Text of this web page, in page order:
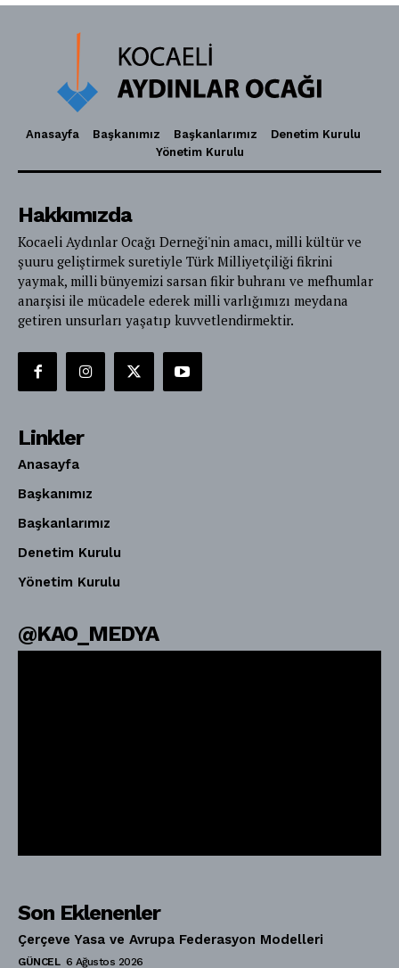
Anasayfa Başkanımız Başkanlarımız
Denetim Kurulu
Yönetim Kurulu
Hakkımızda
Kocaeli Aydınlar Ocağı Derneği'nin amacı, milli kültür ve
şuuru geliştirmek suretiyle Türk Milliyetçiliği fikrini
yaymak, milli bünyemizi sarsan fikir buhranı ve mefhumlar
anarşisi ile mücadele ederek milli varlığımızı meydana
getiren unsurları yaşatıp kuvvetlendirmektir.
Linkler
Anasayfa
Başkanımız
Başkanlarımız
Denetim Kurulu
Yönetim Kurulu
@KAO_MEDYA
Son Eklenenler
Çerçeve Yasa ve Avrupa Federasyon Modelleri
GÜNCEL 6 Ağustos 2026